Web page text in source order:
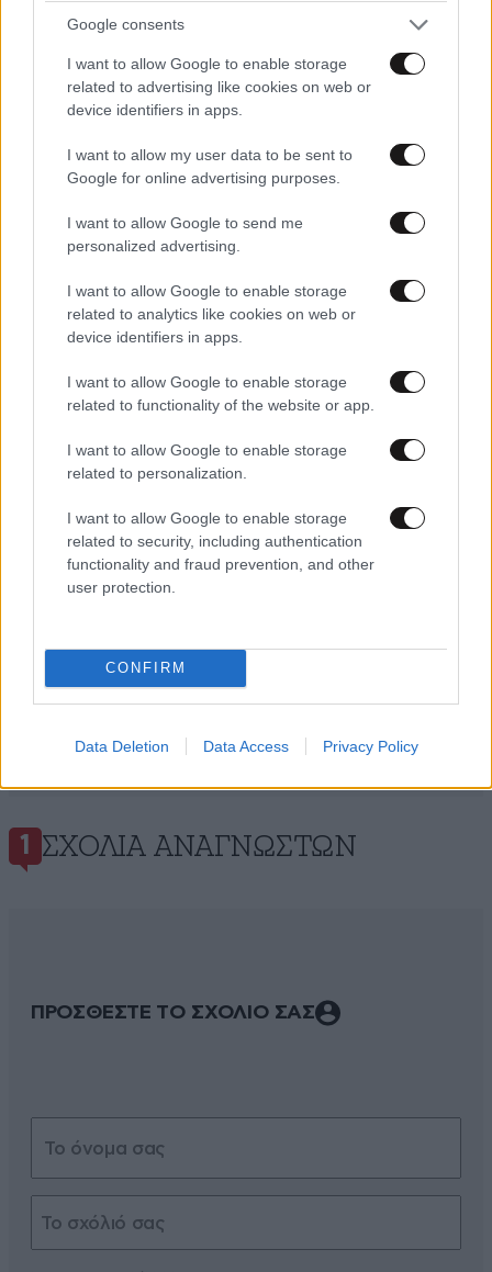
Google consents
I want to allow Google to enable storage
related to advertising like cookies on web or
device identifiers in apps.
I want to allow my user data to be sent to
Google for online advertising purposes.
I want to allow Google to send me
personalized advertising.
I want to allow Google to enable storage
related to analytics like cookies on web or
device identifiers in apps.
I want to allow Google to enable storage
related to functionality of the website or app.
I want to allow Google to enable storage
related to personalization.
I want to allow Google to enable storage
related to security, including authentication
functionality and fraud prevention, and other
user protection.
CONFIRM
Data Deletion Data Access Privacy Policy
77χρονος έπεσε σε πηγάδι και ανασύρθηκε
Ακολουθήστε τοNEWSBEASTστοGoogle News
1 ΣΧΌΛΙΑ ΑΝΑΓΝΩΣΤΏΝ
ΠΡΟΣΘΕΣΤΕ ΤΟ ΣΧΟΛΙΟ ΣΑΣ